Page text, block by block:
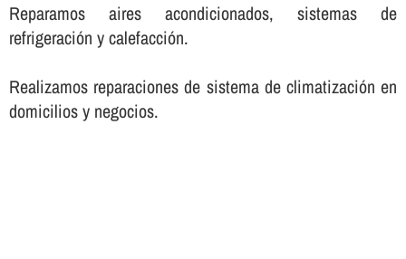
Reparamos aires acondicionados, sistemas de
refrigeración y calefacción.
Realizamos reparaciones de sistema de climatización en
domicilios y negocios.